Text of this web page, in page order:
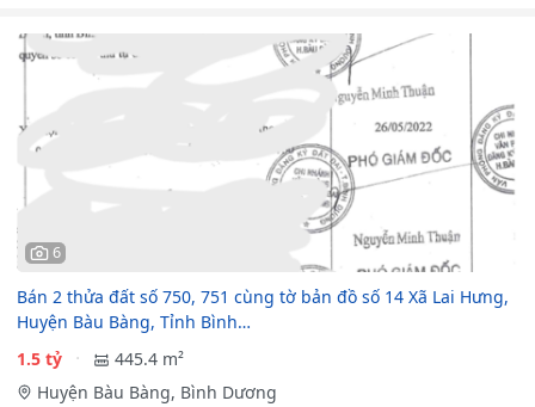
6
Bán 2 thửa đất số 750, 751 cùng tờ bản đồ số 14 Xã Lai Hưng,
Huyện Bàu Bàng, Tỉnh Bình…
1.5 tỷ
445.4 m²
Huyện Bàu Bàng, Bình Dương